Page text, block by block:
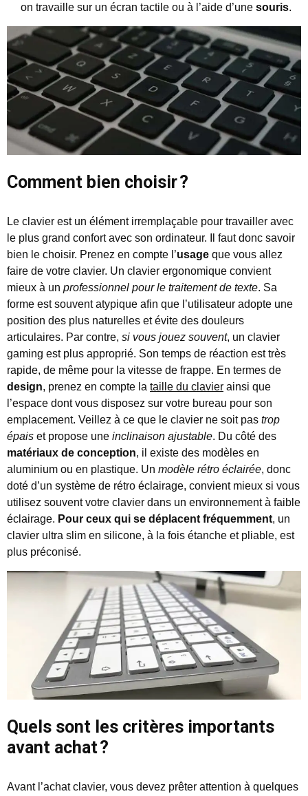
on travaille sur un écran tactile ou à l’aide d’une souris.
Comment bien choisir ?
Le clavier est un élément irremplaçable pour travailler avec
le plus grand confort avec son ordinateur. Il faut donc savoir
bien le choisir. Prenez en compte l’usage que vous allez
faire de votre clavier. Un clavier ergonomique convient
mieux à un professionnel pour le traitement de texte. Sa
forme est souvent atypique afin que l’utilisateur adopte une
position des plus naturelles et évite des douleurs
articulaires. Par contre, si vous jouez souvent, un clavier
gaming est plus approprié. Son temps de réaction est très
rapide, de même pour la vitesse de frappe. En termes de
design, prenez en compte la taille du clavier ainsi que
l’espace dont vous disposez sur votre bureau pour son
emplacement. Veillez à ce que le clavier ne soit pas trop
épais et propose une inclinaison ajustable. Du côté des
matériaux de conception, il existe des modèles en
aluminium ou en plastique. Un modèle rétro éclairée, donc
doté d’un système de rétro éclairage, convient mieux si vous
utilisez souvent votre clavier dans un environnement à faible
éclairage. Pour ceux qui se déplacent fréquemment, un
clavier ultra slim en silicone, à la fois étanche et pliable, est
plus préconisé.
Quels sont les critères importants
avant achat ?
Avant l’achat clavier, vous devez prêter attention à quelques